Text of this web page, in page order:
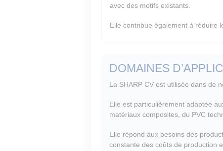
avec des motifs existants.
Elle contribue également à réduire
DOMAINES
La SHARP CV est utilisée dans de
Elle est particulièrement adaptée
matériaux composites, du PVC
Elle répond aux besoins des
constante des coûts de production